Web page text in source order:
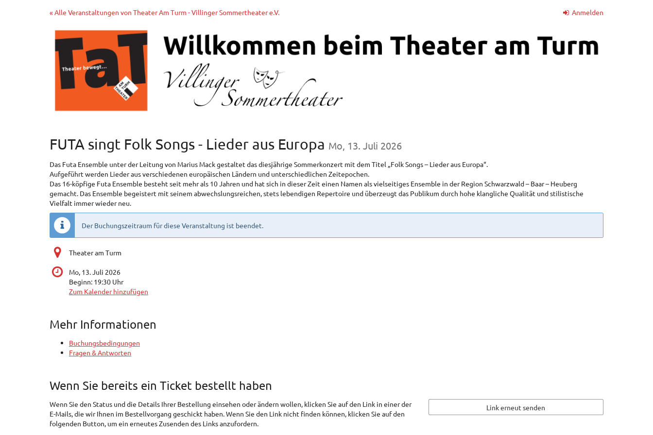
Anmelden
« Alle Veranstaltungen von Theater Am Turm - Villinger Sommertheater e.V.
FUTA singt Folk Songs - Lieder aus Europa Mo, 13. Juli 2026
Das Futa Ensemble unter der Leitung von Marius Mack gestaltet das diesjährige Sommerkonzert mit dem Titel „Folk Songs – Lieder aus Europa“.
Aufgeführt werden Lieder aus verschiedenen europäischen Ländern und unterschiedlichen Zeitepochen.
Das 16-köpfige Futa Ensemble besteht seit mehr als 10 Jahren und hat sich in dieser Zeit einen Namen als vielseitiges Ensemble in der Region Schwarzwald – Baar – Heuberg
gemacht. Das Ensemble begeistert mit seinem abwechslungsreichen, stets lebendigen Repertoire und überzeugt das Publikum durch hohe klangliche Qualität und stilistische
Vielfalt immer wieder neu.
Der Buchungszeitraum für diese Veranstaltung ist beendet.
Theater am Turm
Mo, 13. Juli 2026
Beginn: 19:30 Uhr
Zum Kalender hinzufügen
Mehr Informationen
Buchungsbedingungen
Fragen & Antworten
Wenn Sie bereits ein Ticket bestellt haben
Wenn Sie den Status und die Details Ihrer Bestellung einsehen oder ändern wollen, klicken Sie auf den Link in einer der
E-Mails, die wir Ihnen im Bestellvorgang geschickt haben. Wenn Sie den Link nicht finden können, klicken Sie auf den
folgenden Button, um ein erneutes Zusenden des Links anzufordern.
Link erneut senden